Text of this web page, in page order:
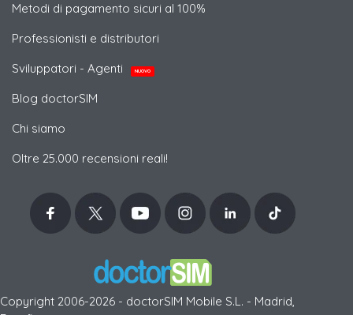
Metodi di pagamento sicuri al 100%
Professionisti e distributori
Sviluppatori - Agenti
NUOVO
Blog doctorSIM
Chi siamo
Oltre 25.000 recensioni reali!
Copyright 2006-2026 - doctorSIM Mobile S.L. - Madrid,